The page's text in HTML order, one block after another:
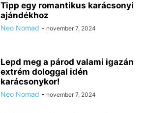
Tipp egy romantikus karácsonyi
ajándékhoz
Neo Nomad - november 7, 2024
Lepd meg a párod valami igazán
extrém dologgal idén
karácsonykor!
Neo Nomad - november 7, 2024